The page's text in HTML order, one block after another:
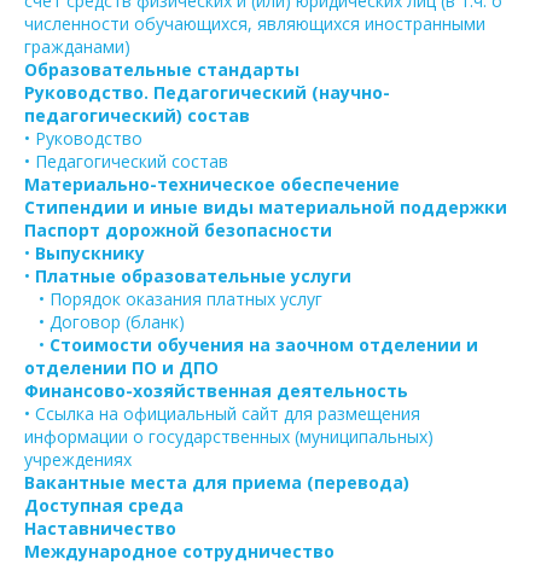
численности обучающихся, являющихся иностранными
гражданами)
Образовательные стандарты
Руководство. Педагогический (научно-
педагогический) состав
• Руководство
• Педагогический состав
Материально-техническое обеспечение
Стипендии и иные виды материальной поддержки
Паспорт дорожной безопасности
• Выпускнику
• Платные образовательные услуги
• Порядок оказания платных услуг
• Договор (бланк)
• Стоимости обучения на заочном отделении и
отделении ПО и ДПО
Финансово-хозяйственная деятельность
• Ссылка на официальный сайт для размещения
информации о государственных (муниципальных)
учреждениях
Вакантные места для приема (перевода)
Доступная среда
Наставничество
Международное сотрудничество